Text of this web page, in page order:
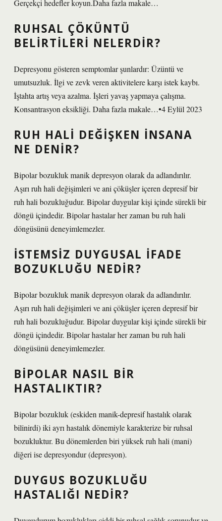
Gerçekçi hedefler koyun.Daha fazla makale…
RUHSAL ÇÖKÜNTÜ
BELIRTILERI NELERDIR?
Depresyonu gösteren semptomlar şunlardır: Üzüntü ve
umutsuzluk. İlgi ve zevk veren aktivitelere karşı istek kaybı.
İştahta artış veya azalma. İşleri yavaş yapmaya çalışma.
Konsantrasyon eksikliği. Daha fazla makale…•4 Eylül 2023
RUH HALI DEĞIŞKEN INSANA
NE DENIR?
Bipolar bozukluk manik depresyon olarak da adlandırılır.
Aşırı ruh hali değişimleri ve ani çöküşler içeren depresif bir
ruh hali bozukluğudur. Bipolar duygular kişi içinde sürekli bir
döngü içindedir. Bipolar hastalar her zaman bu ruh hali
döngüsünü deneyimlemezler.
İSTEMSIZ DUYGUSAL IFADE
BOZUKLUĞU NEDIR?
Bipolar bozukluk manik depresyon olarak da adlandırılır.
Aşırı ruh hali değişimleri ve ani çöküşler içeren depresif bir
ruh hali bozukluğudur. Bipolar duygular kişi içinde sürekli bir
döngü içindedir. Bipolar hastalar her zaman bu ruh hali
döngüsünü deneyimlemezler.
BIPOLAR NASIL BIR
HASTALIKTIR?
Bipolar bozukluk (eskiden manik-depresif hastalık olarak
bilinirdi) iki ayrı hastalık dönemiyle karakterize bir ruhsal
bozukluktur. Bu dönemlerden biri yüksek ruh hali (mani)
diğeri ise depresyondur (depresyon).
DUYGUS BOZUKLUĞU
HASTALIĞI NEDIR?